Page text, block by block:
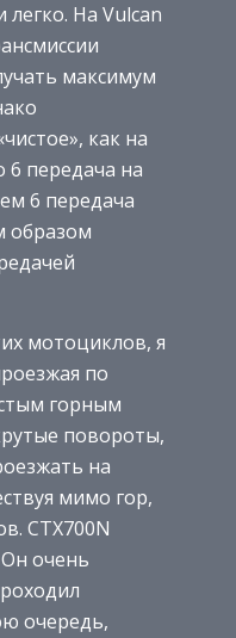
легко. На Vulcan
максимум
как на
6 передача на
6 передача
образом
мотоциклов, я
по
горным
повороты,
на
мимо гор,
CTX700N
Он очень
очередь,